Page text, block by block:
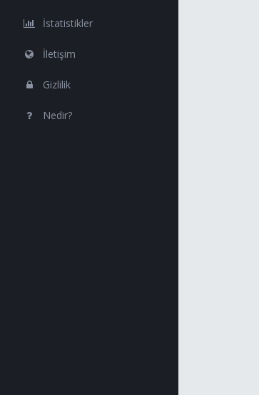
İstatistikler
İletişim
Gizlilik
Nedir?